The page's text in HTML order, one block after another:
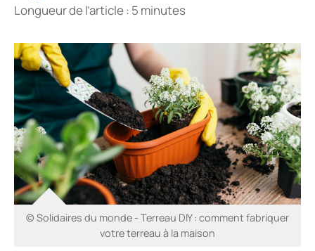
Longueur de l’article : 5 minutes
© Solidaires du monde - Terreau DIY : comment fabriquer
votre terreau à la maison